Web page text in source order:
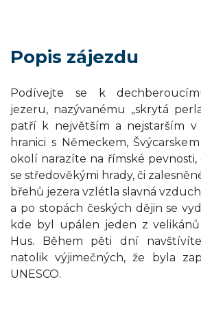
Popis zájezdu
Podívejte se k
jezeru, nazývanému „skrytá
patří k největším a nejstarším
hranici s Německem,
okolí narazíte na římské pevnosti,
se středověkými hrady, či
břehů jezera vzlétla slavná
a po stopách českých dějin se
kde byl upálen jeden z
Hus. Během pěti dní
natolik výjimečných, že byla
UNESCO.